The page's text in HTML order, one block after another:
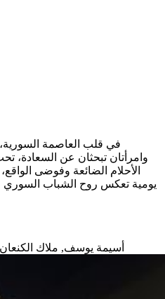
في قلب العاصمة
وامرأتان تبحثان عن السعادة،
الأحلام الضائعة وفوضى
يومية تعكس روح الشباب السوري
| أسيمة يوسف, ملاك